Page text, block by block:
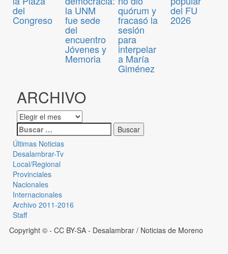
del
Congreso
la UNM
fue sede
del
encuentro
Jóvenes y
Memoria
quórum y
fracasó la
sesión
para
interpelar
a María
Giménez
del FU
2026
ARCHIVO
Últimas Noticias
Desalambrar-Tv
Local/Regional
Provinciales
Nacionales
Internacionales
Archivo 2011-2016
Staff
Copyright © - CC BY-SA - Desalambrar / Noticias de Moreno